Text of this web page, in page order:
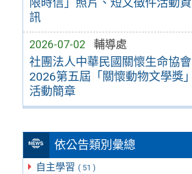
訊
2026-07-02 輔導處
社團法人中華民國關懷生命協會
2026第五屆「關懷動物文學獎」
活動簡章
依公告類別彙總
自主學習 ( 51 )